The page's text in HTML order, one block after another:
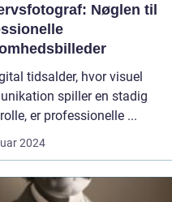
Nøglen til
tidsalder, hvor visuel
spiller en stadig
er professionelle ...
2024